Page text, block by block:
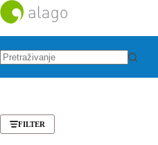
na
sadržaj
FILTER